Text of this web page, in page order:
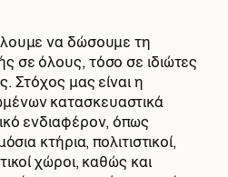
να δώσουμε τη
σε όλους, τόσο σε ιδιώτες
Στόχος μας είναι η
κατασκευαστικά
ενδιαφέρον, όπως
κτήρια, πολιτιστικοί,
χώροι, καθώς και